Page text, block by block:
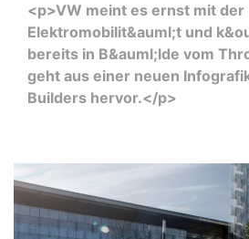
<p>VW meint es ernst mit der
Elektromobilit&auml;t und
bereits in B&auml;lde vom
geht aus einer neuen
Builders hervor.</p>